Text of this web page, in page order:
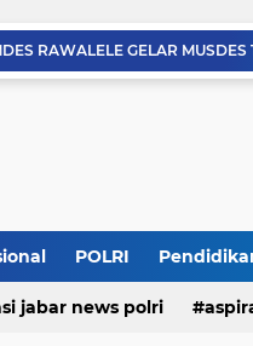
Shibori dan Perjalanannya
POLRI
jabar news polri